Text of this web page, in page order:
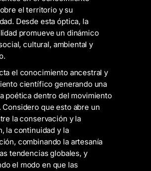
el territorio y su
Desde esta óptica, la
promueve un dinámico
cultural, ambiental y
el conocimiento ancestral y
científico generando una
poética dentro del movimiento
que esto abre un
la conservación y la
la continuidad y la
combinando la artesanía
tendencias globales, y
el modo en que las